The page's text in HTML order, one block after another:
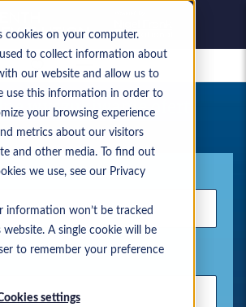
cookies on your computer.
used to collect information about
our website and allow us to
use this information in order to
your browsing experience
metrics about our visitors
and other media. To find out
we use, see our Privacy
information won’t be tracked
A single cookie will be
to remember your preference
settings
Zapisane oferty pracy
wyszukiwanie ofert